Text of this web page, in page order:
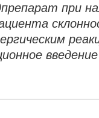
при